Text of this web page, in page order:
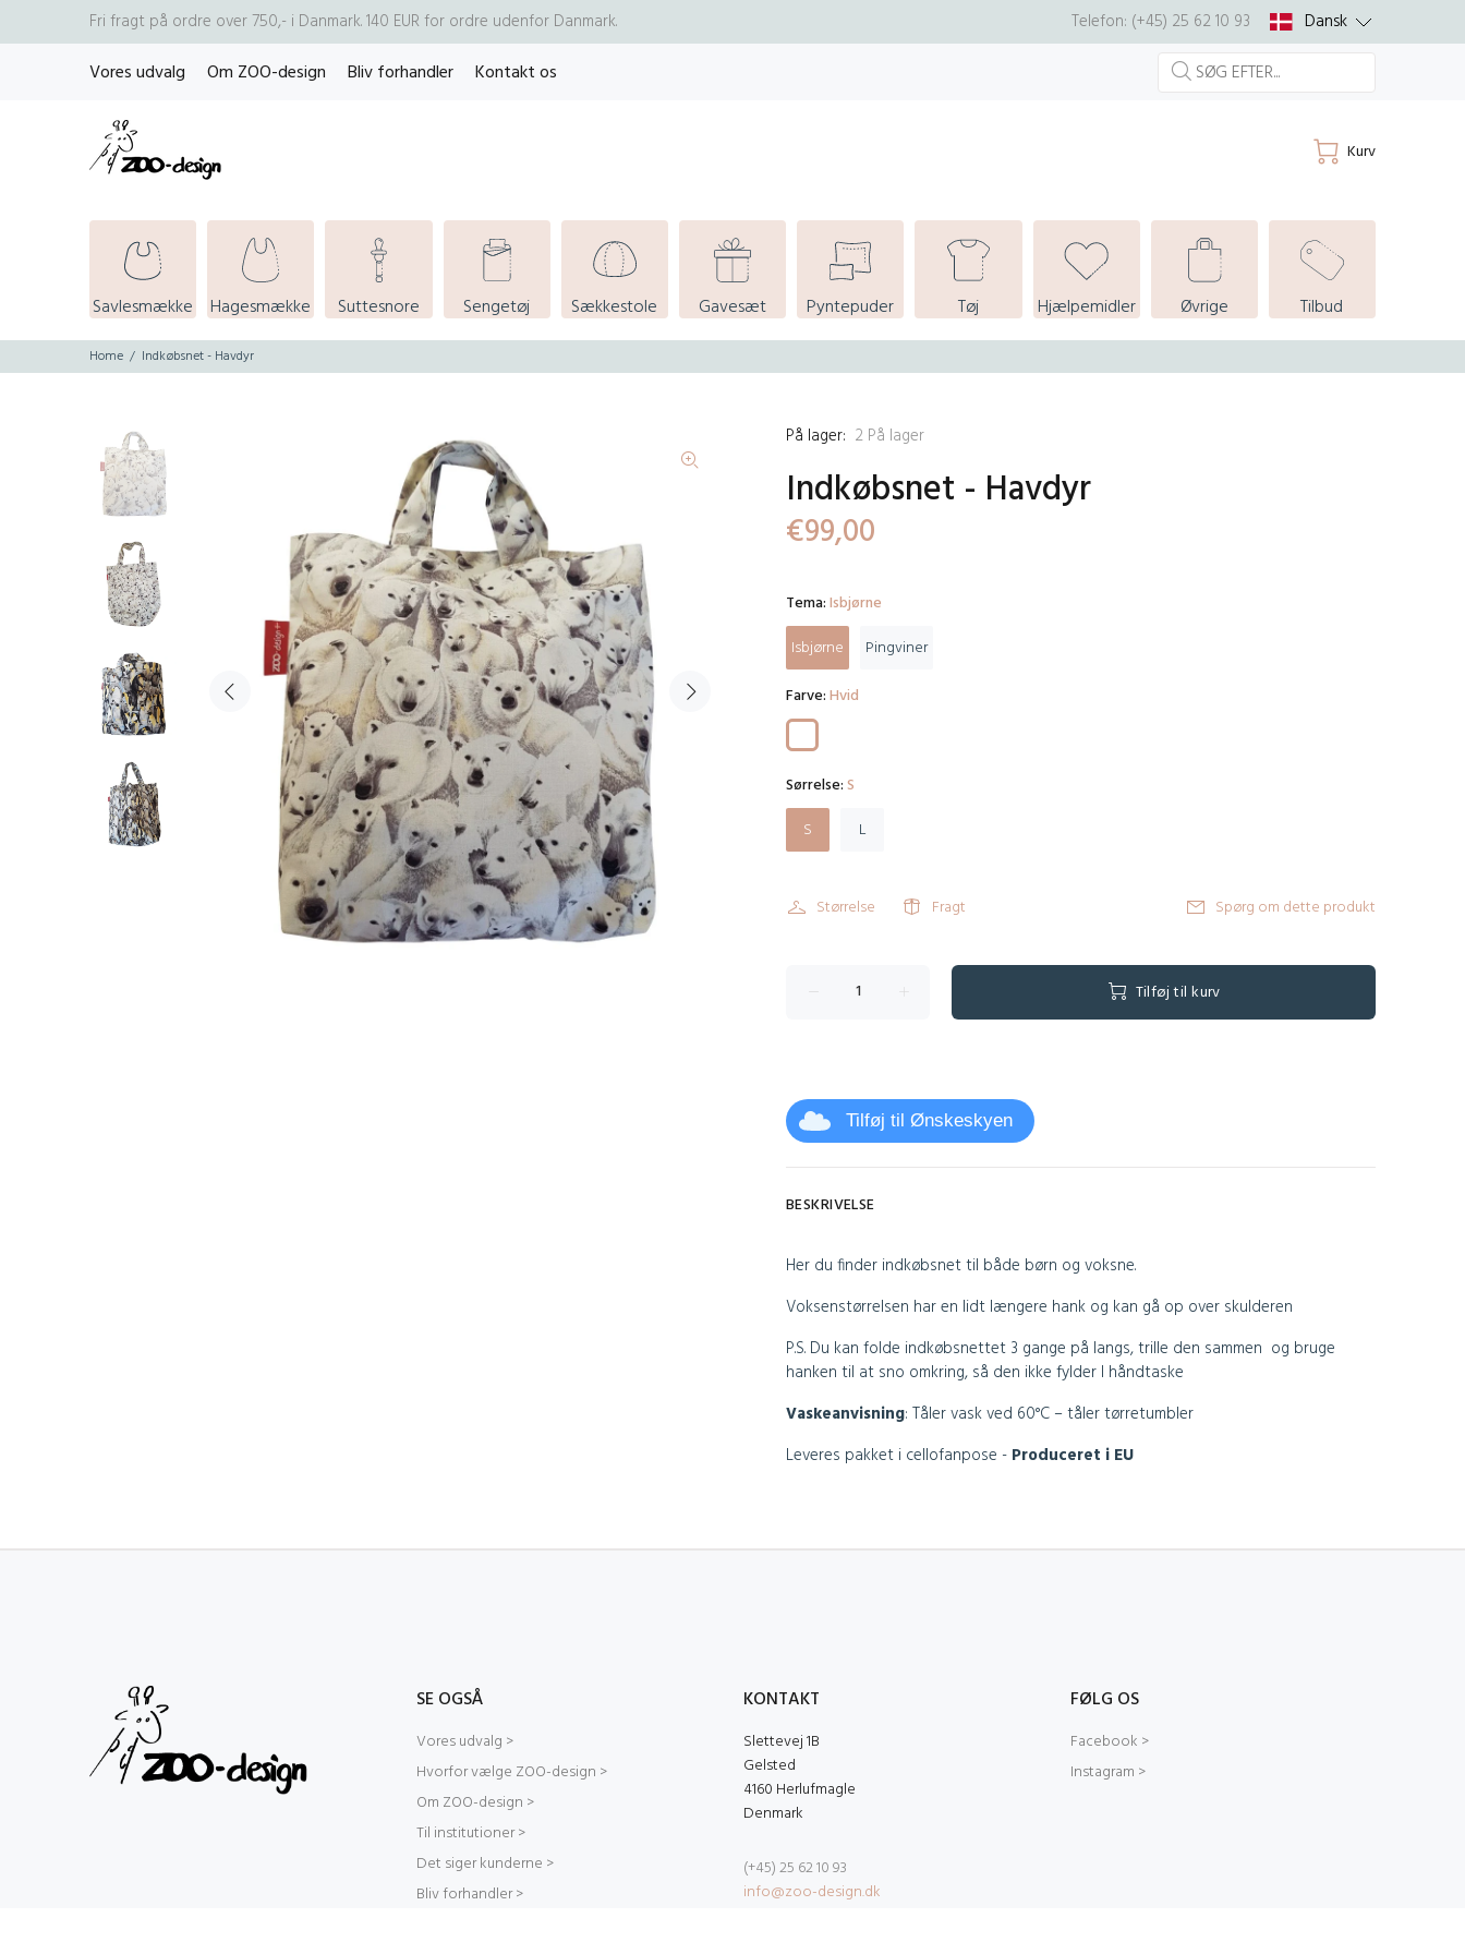
Fri fragt på ordre over 750,- i Danmark. 140 EUR for ordre udenfor Danmark. Telefon: (+45) 25 62 10 93
Dansk
Vores udvalg
Om ZOO-design Bliv forhandler Kontakt os
Kurv
Savlesmække Hagesmække Suttesnore Sengetøj Sækkestole Gavesæt Pyntepuder Tøj Hjælpemidler Øvrige Tilbud
Home Indkøbsnet - Havdyr
På lager: 2 På lager
Indkøbsnet - Havdyr
€99,00
Tema:Isbjørne
Isbjørne
Pingviner
Farve:Hvid
Sørrelse:S
S
L
Størrelse Fragt Spørg om dette produkt
Tilføj til kurv
Tilføj til Ønskeskyen
BESKRIVELSE
Her du finder indkøbsnet til både børn og voksne.
Voksenstørrelsen har en lidt længere hank og kan gå op over skulderen
P.S. Du kan folde indkøbsnettet 3 gange på langs, trille den sammen og bruge
hanken til at sno omkring, så den ikke fylder I håndtaske
Vaskeanvisning: Tåler vask ved 60°C – tåler tørretumbler
Leveres pakket i cellofanpose - Produceret i EU
SE OGSÅ
Vores udvalg >
Hvorfor vælge ZOO-design >
Om ZOO-design >
Til institutioner >
Det siger kunderne >
Bliv forhandler >
KONTAKT
Slettevej 1B
Gelsted
4160 Herlufmagle
Denmark
(+45) 25 62 10 93
info@zoo-design.dk
FØLG OS
Facebook >
Instagram >